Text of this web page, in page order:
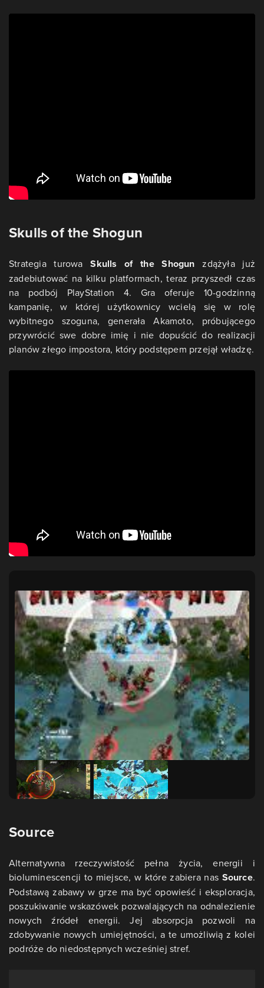
Skulls of the Shogun
Strategia turowaSkulls of the Shogun zdążyła już
zadebiutować na kilku platformach, teraz przyszedł czas
na podbój PlayStation 4. Gra oferuje 10-godzinną
kampanię, w której użytkownicy wcielą się w rolę
wybitnego szoguna, generała Akamoto, próbującego
przywrócić swe dobre imię i nie dopuścić do realizacji
planów złego impostora, który podstępem przejął władzę.
Source
Alternatywna rzeczywistość pełna życia, energii i
bioluminescencji to miejsce, w które zabiera nas Source.
Podstawą zabawy w grze ma być opowieść i eksploracja,
poszukiwanie wskazówek pozwalających na odnalezienie
nowych źródeł energii. Jej absorpcja pozwoli na
zdobywanie nowych umiejętności, a te umożliwią z kolei
podróże do niedostępnych wcześniej stref.